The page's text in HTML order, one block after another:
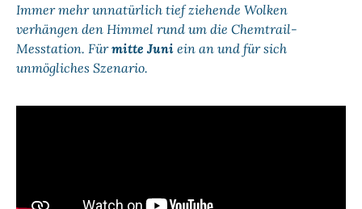
Immer mehr unnatürlich tief ziehende Wolken
verhängen den Himmel rund um die Chemtrail-
Messtation. Fürmitte Juni ein an und für sich
unmögliches Szenario.